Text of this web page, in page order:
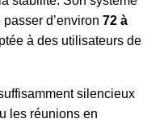
d’environ 72 à
à des utilisateurs de
silencieux
les réunions en